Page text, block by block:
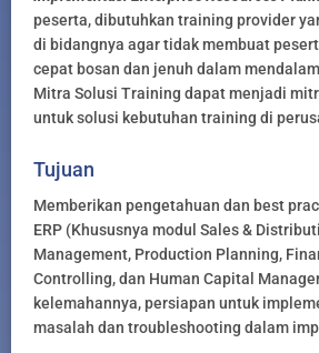
peserta, dibutuhkan training provider
di bidangnya agar tidak membuat
cepat bosan dan jenuh dalam
Mitra Solusi Training dapat menjadi
untuk solusi kebutuhan training di
Tujuan
Memberikan pengetahuan dan best
ERP (Khususnya modul Sales &
Management, Production Planning,
Controlling, dan Human Capital
kelemahannya, persiapan untuk
masalah dan troubleshooting dalam